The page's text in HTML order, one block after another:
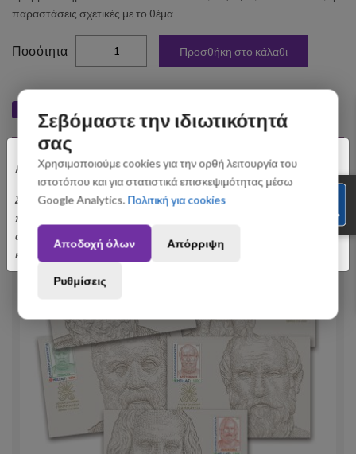
Αγαπητοί Πελάτες
Σας ενημερώνουμε ότι οι παραγγελίες που θα
πραγματοποιηθούν από 3 έως 31 Αυγούστου ενδέχεται να
αποσταλούν με σχετική καθυστέρηση. Ευχαριστούμε για την
κατανόηση.
παραστάσεις σχετικές με το θέμα
Ποσότητα Προσθήκη στο κάλαθι
Σχετικά Προϊόντα
Σεβόμαστε την ιδιωτικότητά
σας
Χρησιμοποιούμε cookies για την ορθή λειτουργία του
ιστοτόπου και για στατιστικά επισκεψιμότητας μέσω
Google Analytics. Πολιτική για cookies
Αποδοχή όλων Απόρριψη
Ρυθμίσεις